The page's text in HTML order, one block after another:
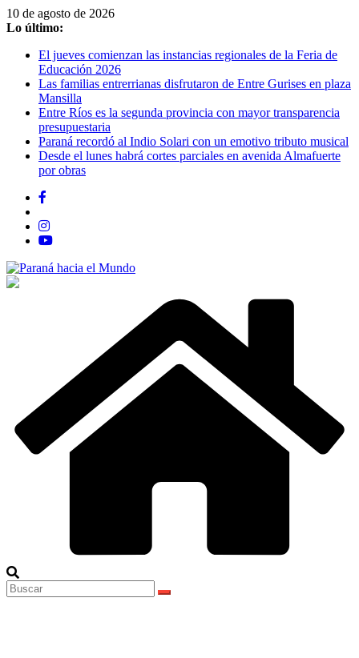
Saltar
al
10 de agosto de 2026
Lo último:
El jueves comienzan las instancias regionales de la Feria de
Educación 2026
Las familias entrerrianas disfrutaron de Entre Gurises en plaza
Mansilla
Entre Ríos es la segunda provincia con mayor transparencia
presupuestaria
Paraná recordó al Indio Solari con un emotivo tributo musical
Desde el lunes habrá cortes parciales en avenida Almafuerte
por obras